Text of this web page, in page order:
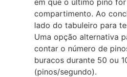
compartimento. Ao
lado do tabuleiro para
Uma opção alternativa
contar o número de
buracos durante 50 ou
(pinos/segundo).